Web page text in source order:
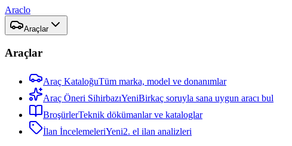
Araclo
Araçlar
Araçlar
Araç KataloğuTüm marka, model ve donanımlar
Araç Öneri SihirbazıYeniBirkaç soruyla sana uygun aracı bul
BroşürlerTeknik dökümanlar ve kataloglar
İlan İncelemeleriYeni2. el ilan analizleri